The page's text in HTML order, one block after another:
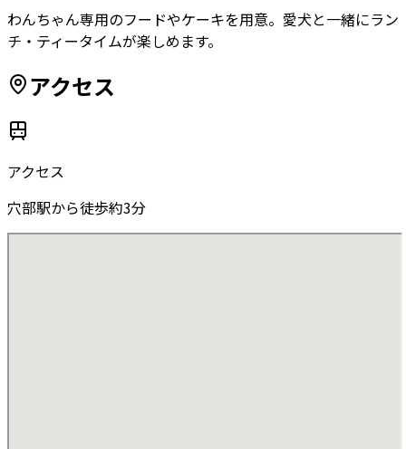
わんちゃん専用のフードやケーキを用意。愛犬と一緒にラン
チ・ティータイムが楽しめます。
アクセス
アクセス
穴部駅から徒歩約3分